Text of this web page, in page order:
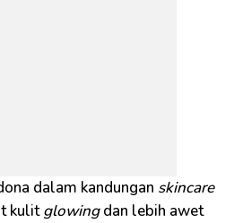
dalam kandungan skincare
kulitglowingdan lebih awet